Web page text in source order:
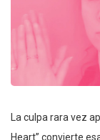
La culpa rara vez
Heart” convierte